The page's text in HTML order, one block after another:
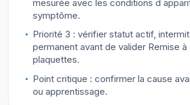
mesurée avec les conditions d
symptôme.
Priorité 3 : vérifier statut actif,
permanent avant de valider Remise à
plaquettes.
Point critique : confirmer la cause
ou apprentissage.